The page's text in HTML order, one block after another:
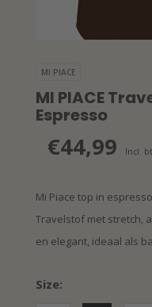
MI PIACE
MI PIACE
Espresso
€44,99 Incl.
Mi Piace top in
Travelstof met stretch,
en elegant, ideaal als
Size: